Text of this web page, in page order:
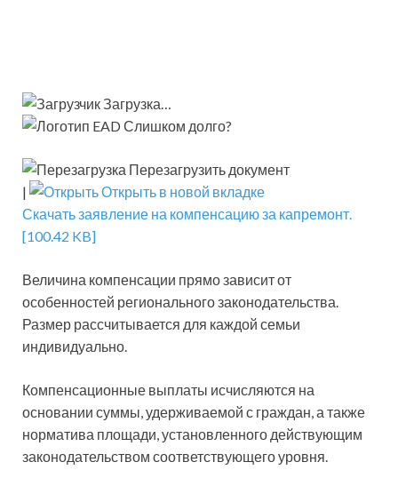
Загрузка…
Слишком долго?
Перезагрузить документ
|
Открыть в новой вкладке
Скачать заявление на компенсацию за капремонт.
[100.42 KB]
Величина компенсации прямо зависит от
особенностей регионального законодательства.
Размер рассчитывается для каждой семьи
индивидуально.
Компенсационные выплаты исчисляются на
основании суммы, удерживаемой с граждан, а также
норматива площади, установленного действующим
законодательством соответствующего уровня.